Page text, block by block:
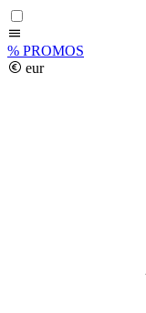
% PROMOS
eur